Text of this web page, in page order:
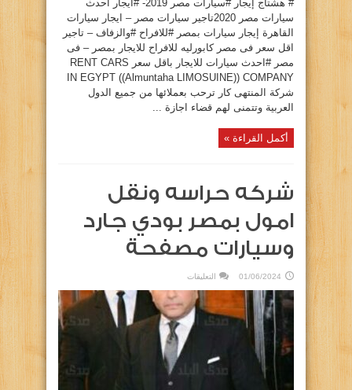
# هشتاج إيجار #سيارات مصر 2019- #ايجار احدث
سيارات مصر 2020تاجير سيارات مصر – ايجار سيارات
القاهرة إيجار سيارات بمصر #للافراح #والزفاف – تاجير
اقل سعر فى مصر كابورليه للافراح للايجار بمصر – فى
مصر #احدث سيارات للايجار باقل سعر RENT CARS
IN EGYPT ((Almuntaha LIMOSUINE)) COMPANY
شركة المنتهى كار ترحب بعملائها من جميع الدول
العربية وتتمنى لهم قضاء اجازة ...
أكمل القراءة »
شركه حراسه ونقل
امول بمصر بودي جارد
وسيارات مصفحة
01/06/2024 التعليقات
حراسه
ونقل
امول
بمصر
بودي
جارد
وسيارات
مصفحة
مغلقة